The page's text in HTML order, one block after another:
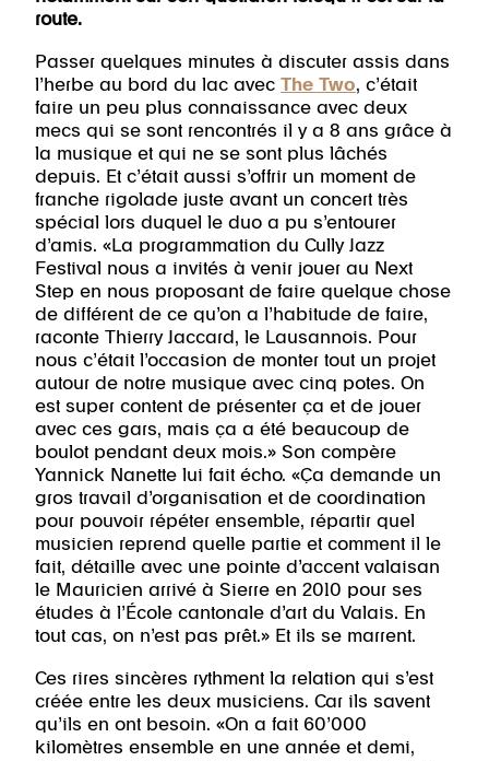
route.
Passer quelques minutes à discuter assis dans
l’herbe au bord du lac avec
The Two, c’était
faire un peu plus connaissance avec deux
mecs qui se sont rencontrés il y a 8 ans grâce à
la musique et qui ne se sont plus lâchés
depuis. Et c’était aussi s’offrir un moment de
franche rigolade juste avant un concert très
spécial lors duquel le duo a pu s’entourer
d’amis. «La programmation du Cully Jazz
Festival nous a invités à venir jouer au Next
Step en nous proposant de faire quelque chose
de différent de ce qu’on a l’habitude de faire,
raconte Thierry Jaccard, le Lausannois. Pour
nous c’était l’occasion de monter tout un projet
autour de notre musique avec cinq potes. On
est super content de présenter ça et de jouer
avec ces gars, mais ça a été beaucoup de
boulot pendant deux mois.» Son compère
Yannick Nanette lui fait écho. «Ça demande un
gros travail d’organisation et de coordination
pour pouvoir répéter ensemble, répartir quel
musicien reprend quelle partie et comment il le
fait, détaille avec une pointe d’accent valaisan
le Mauricien arrivé à Sierre en 2010 pour ses
études à l’École cantonale d’art du Valais. En
tout cas, on n’est pas prêt.» Et ils se marrent.
Ces rires sincères rythment la relation qui s’est
créée entre les deux musiciens. Car ils savent
qu’ils en ont besoin. «On a fait 60’000
kilomètres ensemble en une année et demi,